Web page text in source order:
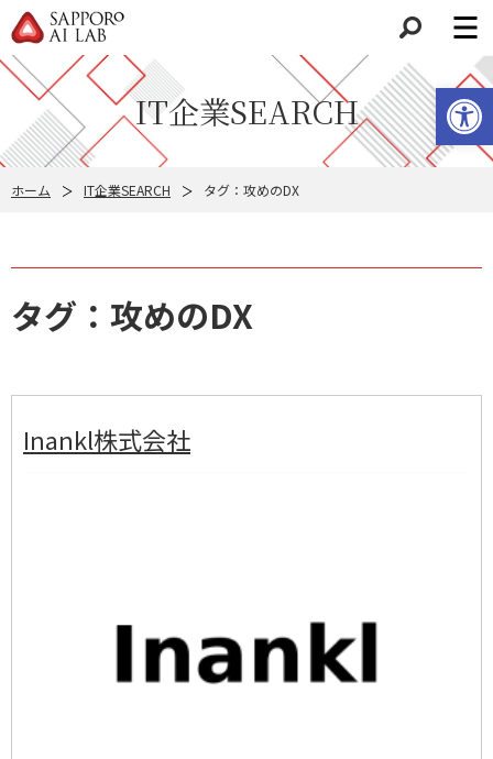
ツールバーを開く
検索
IT企業SEARCH
ホーム IT企業SEARCH タグ：攻めのDX
タグ：攻めのDX
Inankl株式会社